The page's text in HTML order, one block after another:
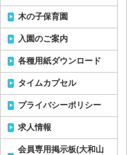
木の子保育園
入園のご案内
各種用紙ダウンロード
タイムカプセル
プライバシーポリシー
求人情報
会員専用掲示板(大和山